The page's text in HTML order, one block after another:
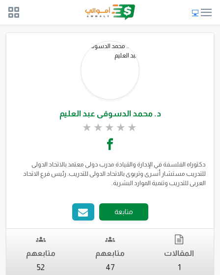
د. محمد الدسوقى عبد العليم
دكتوراه الفلسفة في الإدارة والقيادة مدرب دولى معتمد بالاتحاد الدولى
للتدريب مستشار أسرى وتربوى بالاتحاد الدولى للتدريب. رئيس فرع الاتحاد
العربى للتدريب وتنمية الموارد البشرية.
متابعة
المقالات
1
متابعهم
47
متابعهم
52